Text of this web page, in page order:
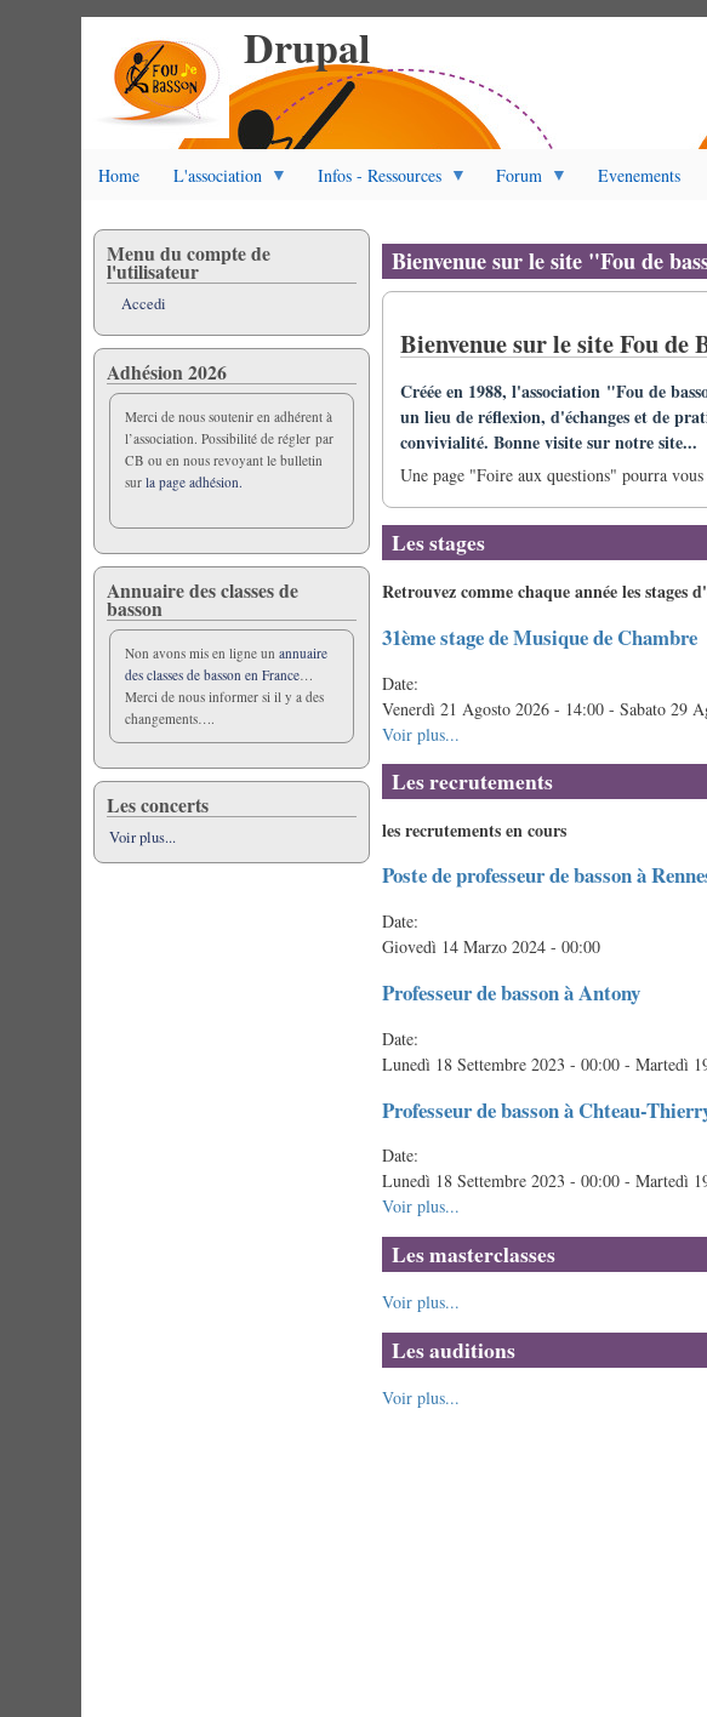
Drupal
Home L'association Infos - Ressources Forum Evenements
Bienvenue sur le site "Fou de
Bienvenue sur le site Fou de
Créée en 1988, l'association "Fou de
un lieu de réflexion, d'échanges et de
convivialité. Bonne visite sur notre site...
Une page "Foire aux questions" pourra
Les stages
Retrouvez comme chaque année les stages
31ème stage de Musique de Chambre
Date:
Venerdì 21 Agosto 2026 - 14:00 -Sabato 29
Voir plus...
Les recrutements
les recrutements en cours
Poste de professeur de basson à
Date:
Giovedì 14 Marzo 2024 - 00:00
Professeur de basson à Antony
Date:
Lunedì 18 Settembre 2023 - 00:00 -Martedì
Professeur de basson à Chteau-
Date:
Lunedì 18 Settembre 2023 - 00:00 -Martedì
Voir plus...
Les masterclasses
Voir plus...
Les auditions
Voir plus...
Menu du compte de
l'utilisateur
Accedi
Adhésion 2026
Merci de nous soutenir en adhérent à
l’association. Possibilité de régler par
CB ou en nous revoyant le bulletin
surla page adhésion.
Annuaire des classes de
basson
Non avons mis en ligne unannuaire
des classes de basson en France…
Merci de nous informer si il y a des
changements….
Les concerts
Voir plus...